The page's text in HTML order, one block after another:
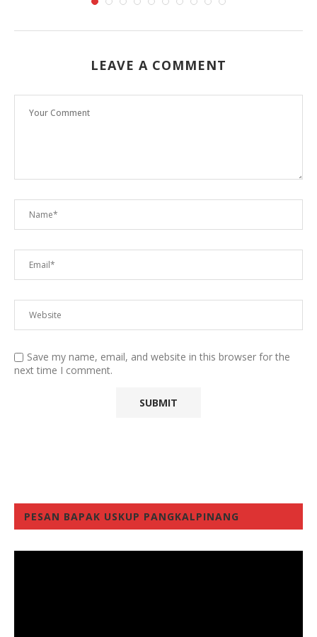
LEAVE A COMMENT
Save my name, email, and website in this browser for the
next time I comment.
PESAN BAPAK USKUP PANGKALPINANG